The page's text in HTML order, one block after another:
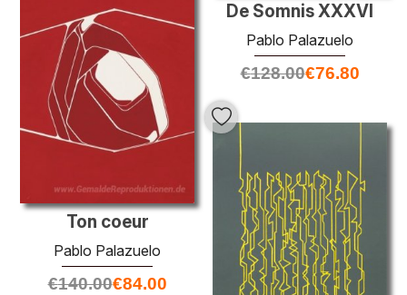
De Somnis XXXVI
Pablo Palazuelo
€128.00€76.80
Ton coeur
Pablo Palazuelo
€140.00€84.00